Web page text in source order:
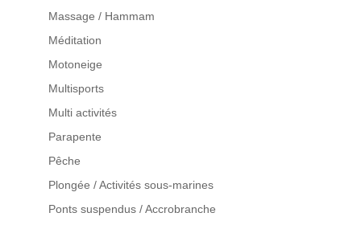
Massage / Hammam
Méditation
Motoneige
Multisports
Multi activités
Parapente
Pêche
Plongée / Activités sous-marines
Ponts suspendus / Accrobranche